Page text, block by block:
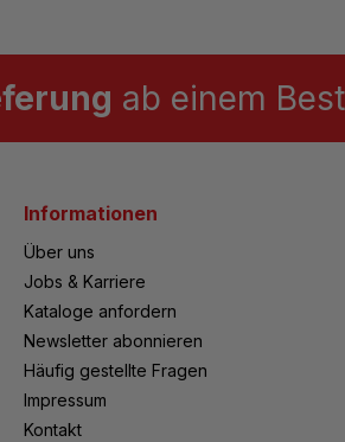
ab einem
Informationen
Über uns
Jobs & Karriere
Kataloge anfordern
Newsletter abonnieren
Häufig gestellte Fragen
Impressum
Kontakt